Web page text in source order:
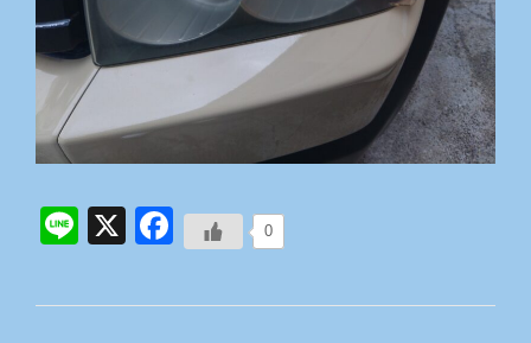
0
Line
X Facebook